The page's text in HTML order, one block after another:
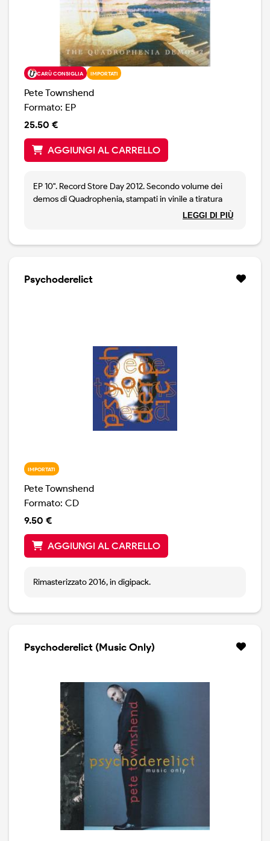
CARÙ CONSIGLIA IMPORTATI
Pete Townshend
Formato: EP
25.50 €
AGGIUNGI AL CARRELLO
EP 10". Record Store Day 2012. Secondo volume dei
demos di Quadrophenia, stampati in vinile a tiratura
limitata. Formato dieci pollici, come il primo volume,
LEGGI DI PIÙ
Psychoderelict
IMPORTATI
Pete Townshend
Formato: CD
9.50 €
AGGIUNGI AL CARRELLO
Rimasterizzato 2016, in digipack.
Psychoderelict (Music Only)